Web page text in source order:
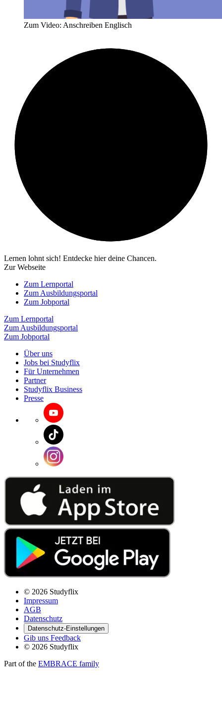
Zum Video: Anschreiben Englisch
Lernen lohnt sich! Entdecke hier deine Chancen.
Zur Webseite
Zum Lernportal
Zum Ausbildungsportal
Zum Jobportal
Zum Lernportal
Zum Ausbildungsportal
Zum Jobportal
Über uns
Jobs bei Studyflix
Für Unternehmen
Partner
Studyflix Business
Presse
© 2026 Studyflix
Impressum
AGB
Datenschutz
Datenschutz-Einstellungen
Gib uns Feedback
© 2026 Studyflix
Part of the EMBRACE family